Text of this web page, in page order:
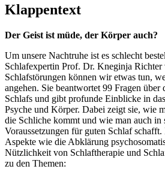
Klappentext
Der Geist ist müde, der Körper auch?
Um unsere Nachtruhe ist es schlecht
Schlafexpertin Prof. Dr. Kneginja Richter
Schlafstörungen können wir etwas tun,
angehen. Sie beantwortet 99 Fragen über
Schlafs und gibt profunde Einblicke in
Psyche und Körper. Dabei zeigt sie, wie
die Schliche kommt und wie man auch in
Voraussetzungen für guten Schlaf
Aspekte wie die Abklärung
Nützlichkeit von Schlaftherapie und
zu den Themen: